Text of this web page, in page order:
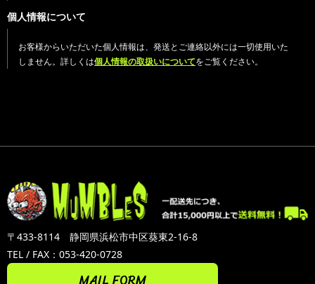
個人情報について
お客様からいただいた個人情報は、発送とご連絡以外には一切使用いた
しません。詳しくは個人情報の取扱いについてをご覧ください。
〒433-8114 静岡県浜松市中区葵東2-16-8
TEL / FAX：053-420-0728